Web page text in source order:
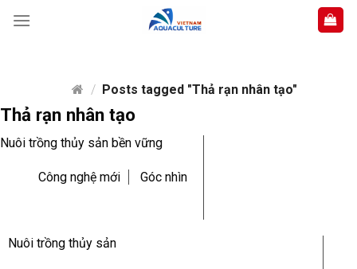
/ Posts tagged "Thả rạn nhân tạo"
Thả rạn nhân tạo
Nuôi trồng thủy sản bền vững
Công nghệ mới Góc nhìn
Nuôi trồng thủy sản